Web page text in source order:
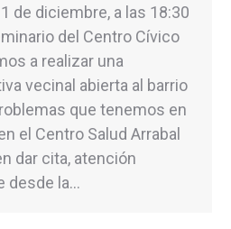
de diciembre, a las 18:30
del Centro Cívico
a realizar una
vecinal abierta al barrio
que tenemos en
el Centro Salud Arrabal
dar cita, atención
desde la…